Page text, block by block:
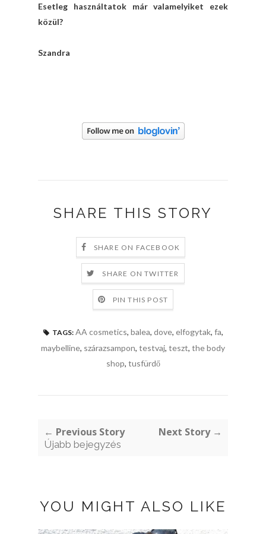
Esetleg használtatok már valamelyiket ezek
közül?
Szandra
SHARE THIS STORY
SHARE ON FACEBOOK
SHARE ON TWITTER
PIN THIS POST
TAGS: AA cosmetics, balea, dove, elfogytak, fa,
maybelline, szárazsampon, testvaj, teszt, the body
shop, tusfürdő
← Previous Story
Újabb bejegyzés
Next Story →
YOU MIGHT ALSO LIKE